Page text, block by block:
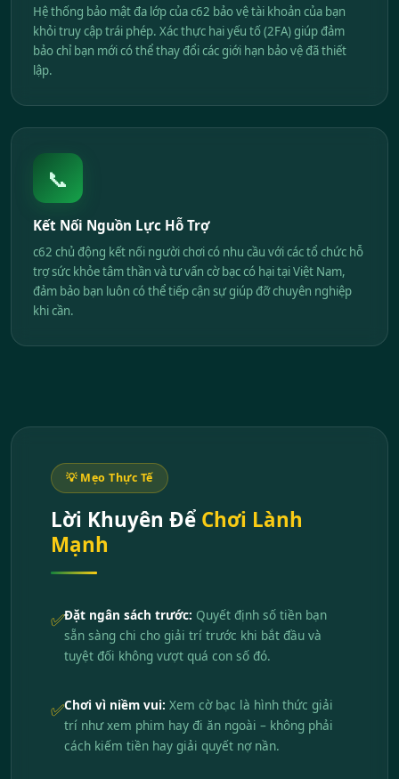
Hệ thống bảo mật đa lớp của c62 bảo vệ tài khoản của bạn
khỏi truy cập trái phép. Xác thực hai yếu tố (2FA) giúp đảm
bảo chỉ bạn mới có thể thay đổi các giới hạn bảo vệ đã thiết
lập.
📞
Kết Nối Nguồn Lực Hỗ Trợ
c62 chủ động kết nối người chơi có nhu cầu với các tổ chức hỗ
trợ sức khỏe tâm thần và tư vấn cờ bạc có hại tại Việt Nam,
đảm bảo bạn luôn có thể tiếp cận sự giúp đỡ chuyên nghiệp
khi cần.
💡 Mẹo Thực Tế
Lời Khuyên Để Chơi Lành
Mạnh
✅Đặt ngân sách trước: Quyết định số tiền bạn
sẵn sàng chi cho giải trí trước khi bắt đầu và
tuyệt đối không vượt quá con số đó.
✅Chơi vì niềm vui: Xem cờ bạc là hình thức giải
trí như xem phim hay đi ăn ngoài – không phải
cách kiếm tiền hay giải quyết nợ nần.